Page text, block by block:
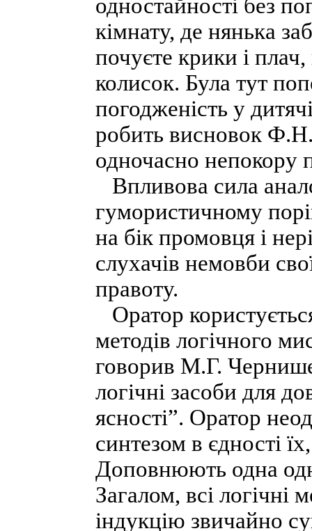
одностайності без
кімнату, де нянька
почуєте крики і
колисок. Була тут
погодженість у
робить висновок
одночасно непокору
Впливова сила
гумористичному
на бік промовця і
слухачів немовби
правоту.
Оратор
методів логічного
говорив М.Г.
логічні засоби для
ясності”. Оратор
синтезом в єдності
Доповнюють одна
Загалом, всі логічні
індукцію звичайно